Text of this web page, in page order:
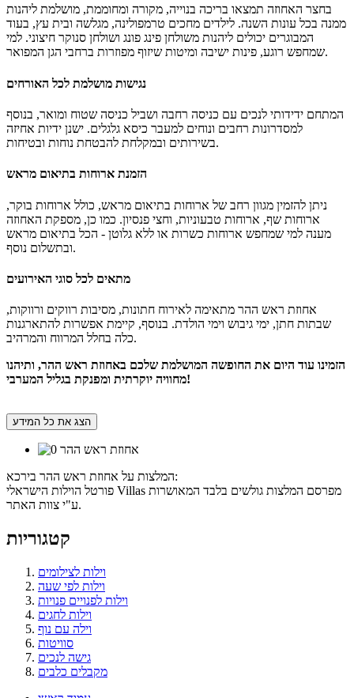
בחצר האחוזה תמצאו בריכה בנוייה, מקורה ומחוממת, מושלמת ליהנות
ממנה בכל עונות השנה. לילדים מחכים טרמפולינה, מגלשה ובית עץ, בעוד
המבוגרים יכולים ליהנות משולחן פינג פונג ושולחן סנוקר חיצוני. למי
שמחפש רוגע, פינות ישיבה ומיטות שיזוף מפוזרות ברחבי הגן המפואר.
נגישות מושלמת לכל האורחים
המתחם ידידותי לנכים עם כניסה רחבה ושביל כניסה שטוח ומואר, בנוסף
למסדרונות רחבים ונוחים למעבר כיסא גלגלים. ישנן ידיות אחיזה
בשירותים ובמקלחת להבטחת נוחות ובטיחות.
הזמנת ארוחות בתיאום מראש
ניתן להזמין מגוון רחב של ארוחות בתיאום מראש, כולל ארוחות בוקר,
ארוחות שף, ארוחות טבעוניות, וחצי פנסיון. כמו כן, מספקת האחוזה
מענה למי שמחפש ארוחות כשרות או ללא גלוטן - הכל בתיאום מראש
ובתשלום נוסף.
מתאים לכל סוגי האירועים
אחוזת ראש ההר מתאימה לאירוח חתונות, מסיבות רווקים ורווקות,
שבתות חתן, ימי גיבוש וימי הולדת. בנוסף, קיימת אפשרות להתארגנות
כלה בחלל המרווח והמרהיב.
הזמינו עוד היום את החופשה המושלמת שלכם באחוזת ראש ההר, ותיהנו
מחוויה יוקרתית ומפנקת בגליל המערבי!
הצג את כל המידע
המלצות על אחוזת ראש ההר בירכא:
פורטל הוילות הישראלי Villas מפרסם המלצות גולשים בלבד המאושרות
ע"י צוות האתר.
קטגוריות
וילות לצילומים
וילות לפי שעה
וילות לפנויים פנויות
וילות לחגים
וילה עם נוף
סוויטות
גישה לנכים
מקבלים כלבים